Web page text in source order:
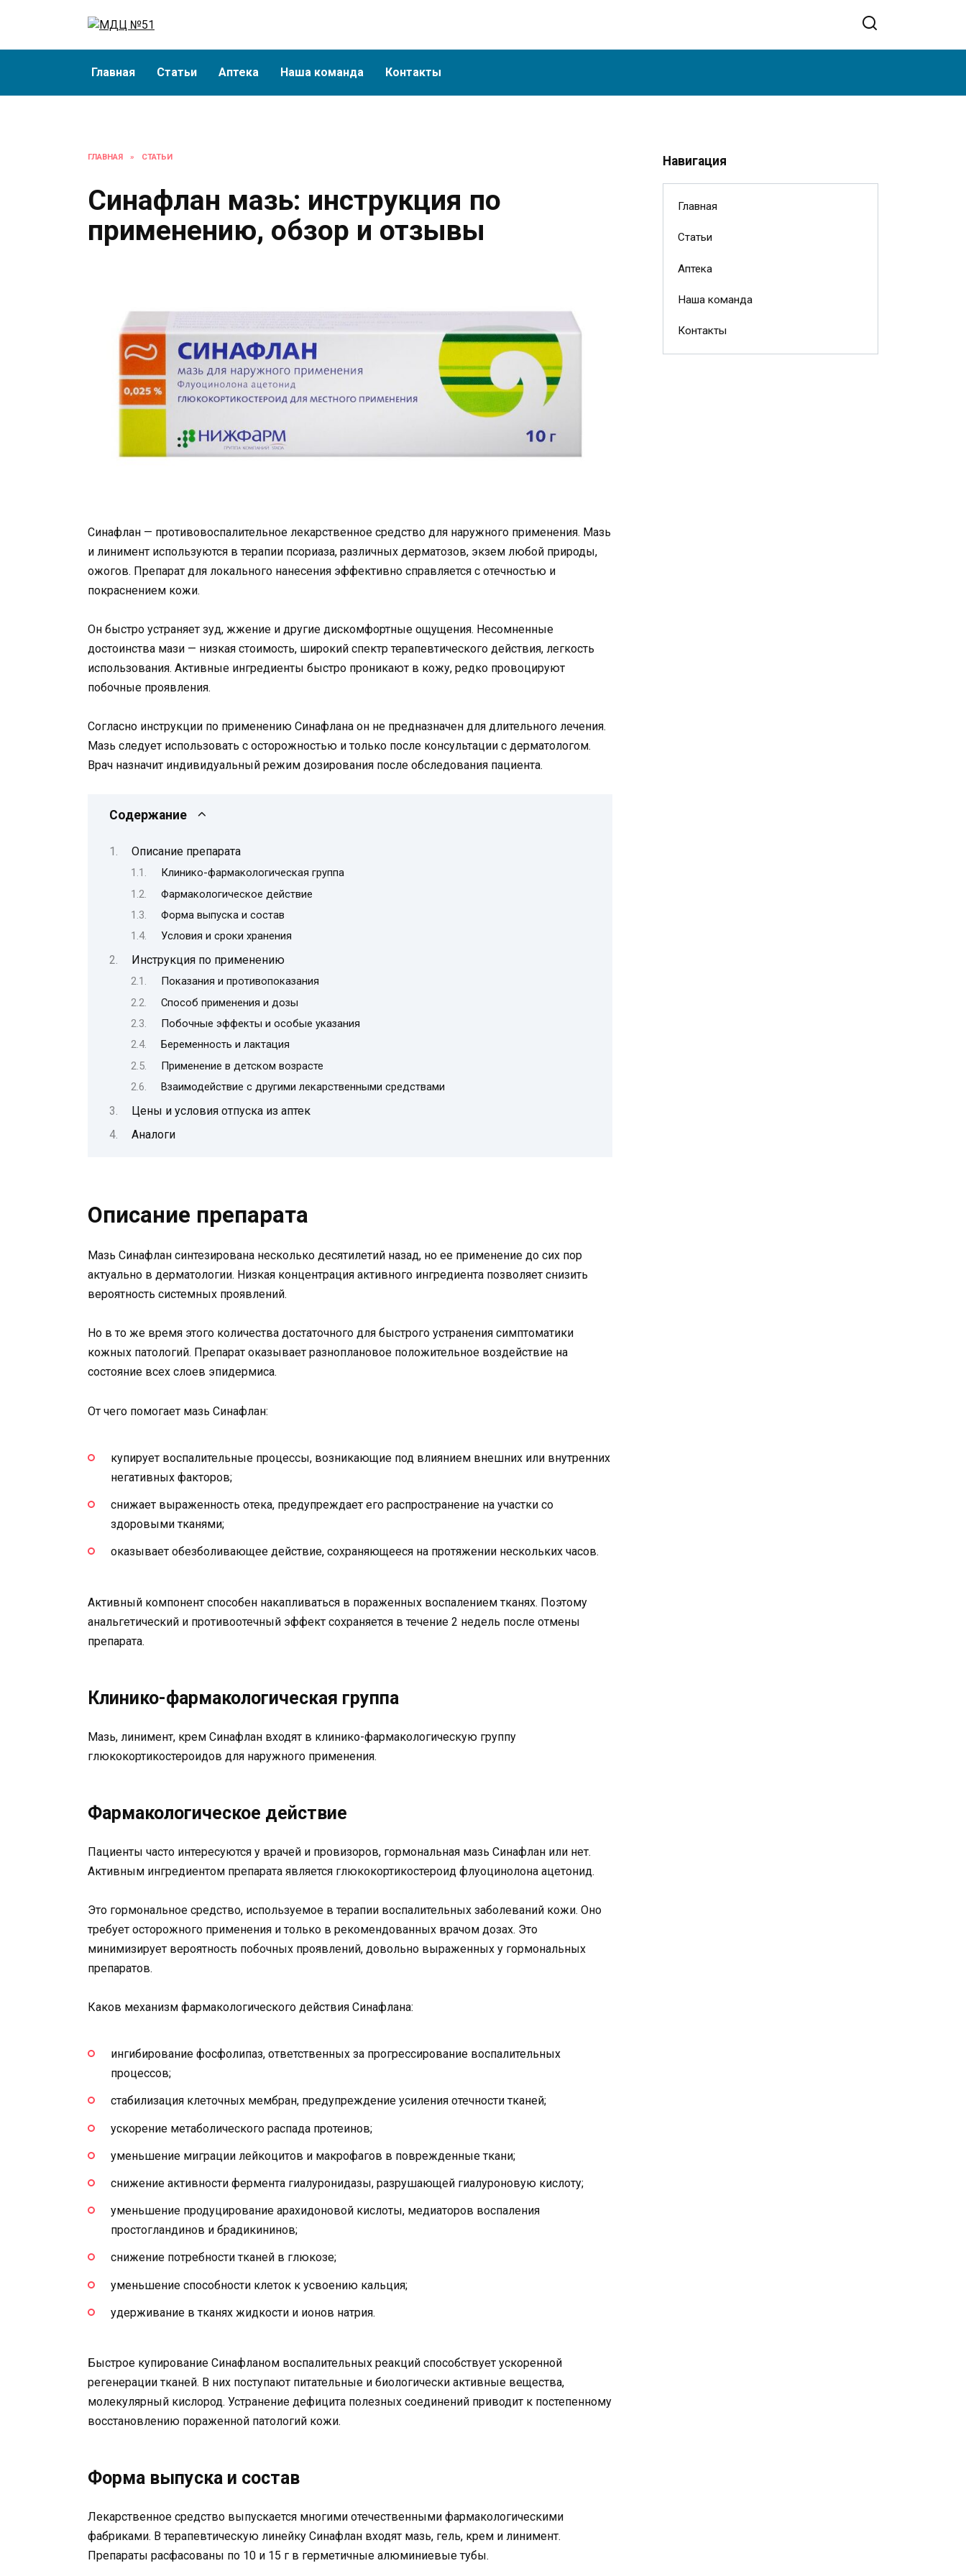
Главная Статьи Аптека Наша команда Контакты
ГЛАВНАЯ » СТАТЬИ
Синафлан мазь: инструкция по
применению, обзор и отзывы
Синафлан — противовоспалительное лекарственное средство для наружного применения. Мазь
и линимент используются в терапии псориаза, различных дерматозов, экзем любой природы,
ожогов. Препарат для локального нанесения эффективно справляется с отечностью и
покраснением кожи.
Он быстро устраняет зуд, жжение и другие дискомфортные ощущения. Несомненные
достоинства мази — низкая стоимость, широкий спектр терапевтического действия, легкость
использования. Активные ингредиенты быстро проникают в кожу, редко провоцируют
побочные проявления.
Согласно инструкции по применению Синафлана он не предназначен для длительного лечения.
Мазь следует использовать с осторожностью и только после консультации с дерматологом.
Врач назначит индивидуальный режим дозирования после обследования пациента.
Содержание
Описание препарата
Клинико-фармакологическая группа
Фармакологическое действие
Форма выпуска и состав
Условия и сроки хранения
Инструкция по применению
Показания и противопоказания
Способ применения и дозы
Побочные эффекты и особые указания
Беременность и лактация
Применение в детском возрасте
Взаимодействие с другими лекарственными средствами
Цены и условия отпуска из аптек
Аналоги
Описание препарата
Мазь Синафлан синтезирована несколько десятилетий назад, но ее применение до сих пор
актуально в дерматологии. Низкая концентрация активного ингредиента позволяет снизить
вероятность системных проявлений.
Но в то же время этого количества достаточного для быстрого устранения симптоматики
кожных патологий. Препарат оказывает разноплановое положительное воздействие на
состояние всех слоев эпидермиса.
От чего помогает мазь Синафлан:
купирует воспалительные процессы, возникающие под влиянием внешних или внутренних
негативных факторов;
снижает выраженность отека, предупреждает его распространение на участки со
здоровыми тканями;
оказывает обезболивающее действие, сохраняющееся на протяжении нескольких часов.
Активный компонент способен накапливаться в пораженных воспалением тканях. Поэтому
анальгетический и противоотечный эффект сохраняется в течение 2 недель после отмены
препарата.
Клинико-фармакологическая группа
Мазь, линимент, крем Синафлан входят в клинико-фармакологическую группу
глюкокортикостероидов для наружного применения.
Фармакологическое действие
Пациенты часто интересуются у врачей и провизоров, гормональная мазь Синафлан или нет.
Активным ингредиентом препарата является глюкокортикостероид флуоцинолона ацетонид.
Это гормональное средство, используемое в терапии воспалительных заболеваний кожи. Оно
требует осторожного применения и только в рекомендованных врачом дозах. Это
минимизирует вероятность побочных проявлений, довольно выраженных у гормональных
препаратов.
Каков механизм фармакологического действия Синафлана:
ингибирование фосфолипаз, ответственных за прогрессирование воспалительных
процессов;
стабилизация клеточных мембран, предупреждение усиления отечности тканей;
ускорение метаболического распада протеинов;
уменьшение миграции лейкоцитов и макрофагов в поврежденные ткани;
снижение активности фермента гиалуронидазы, разрушающей гиалуроновую кислоту;
уменьшение продуцирование арахидоновой кислоты, медиаторов воспаления
простогландинов и брадикининов;
снижение потребности тканей в глюкозе;
уменьшение способности клеток к усвоению кальция;
удерживание в тканях жидкости и ионов натрия.
Быстрое купирование Синафланом воспалительных реакций способствует ускоренной
регенерации тканей. В них поступают питательные и биологически активные вещества,
молекулярный кислород. Устранение дефицита полезных соединений приводит к постепенному
восстановлению пораженной патологий кожи.
Форма выпуска и состав
Лекарственное средство выпускается многими отечественными фармакологическими
фабриками. В терапевтическую линейку Синафлан входят мазь, гель, крем и линимент.
Препараты расфасованы по 10 и 15 г в герметичные алюминиевые тубы.
Навигация
Главная
Статьи
Аптека
Наша команда
Контакты